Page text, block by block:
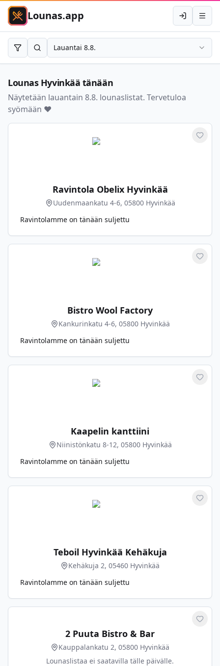
Lounas.app KirjauduAvaa
RajaaHae Lauantai 8.8.
Lounas Hyvinkää tänään
Näytetään lauantain 8.8. lounaslistat. Tervetuloa
syömään ❤️
Ravintola Obelix Hyvinkää
Uudenmaankatu 4-6, 05800 Hyvinkää
Ravintolamme on tänään suljettu
Bistro Wool Factory
Kankurinkatu 4-6, 05800 Hyvinkää
Ravintolamme on tänään suljettu
Kaapelin kanttiini
Niinistönkatu 8-12, 05800 Hyvinkää
Ravintolamme on tänään suljettu
Teboil Hyvinkää Kehäkuja
Kehäkuja 2, 05460 Hyvinkää
Ravintolamme on tänään suljettu
2 Puuta Bistro & Bar
Kauppalankatu 2, 05800 Hyvinkää
Lounaslistaa ei saatavilla tälle päivälle.